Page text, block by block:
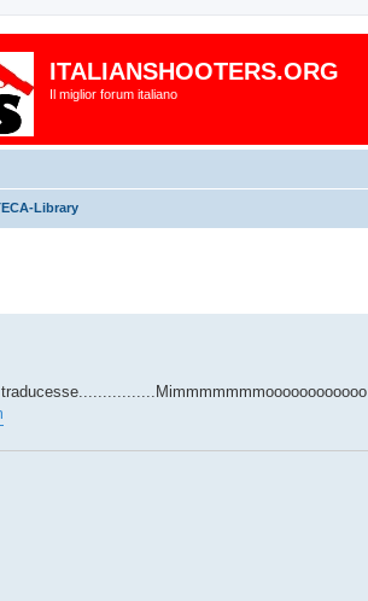
ITALIANSHOOTERS.ORG
Il miglior forum italiano
Library